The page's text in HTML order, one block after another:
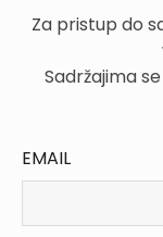
Za pristup do
Sadržajima
EMAIL